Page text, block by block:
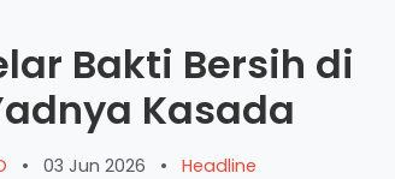
Bakti Bersih di
Kasada
• 03 Jun 2026 • Headline